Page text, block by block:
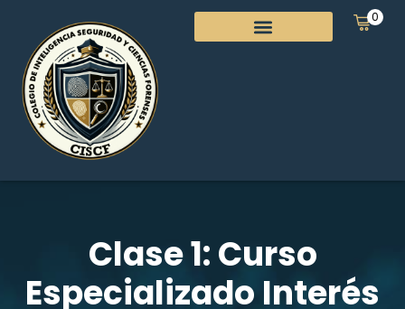
0
Clase 1: Curso
Especializado Interés